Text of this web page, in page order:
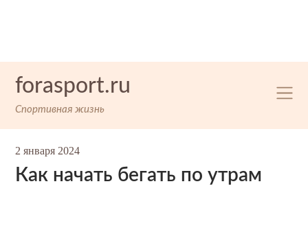
forasport.ru
Спортивная жизнь
2 января 2024
Как начать бегать по утрам